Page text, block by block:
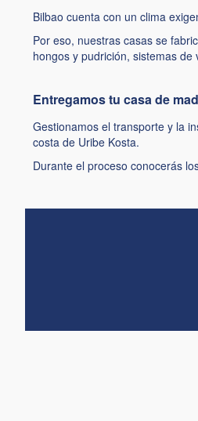
Bilbao cuenta con un clima
Por eso, nuestras casas se
hongos y pudrición, sistemas
Entregamos tu casa de
Gestionamos el transporte y la
costa de Uribe Kosta.
Durante el proceso conocerás